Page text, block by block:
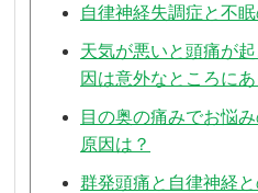
自律神経失調症と不
天気が悪いと頭痛が
因は意外なところにあ
目の奥の痛みでお
原因は？
群発頭痛と自律神経